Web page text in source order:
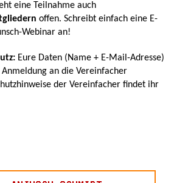
eine Teilnahme auch
offen. Schreibt einfach eine E-
Webinar an!
Eure Daten (Name + E-Mail-Adresse)
an die Vereinfacher
der Vereinfacher findet ihr